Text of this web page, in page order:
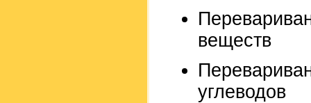
веществ
углеводов